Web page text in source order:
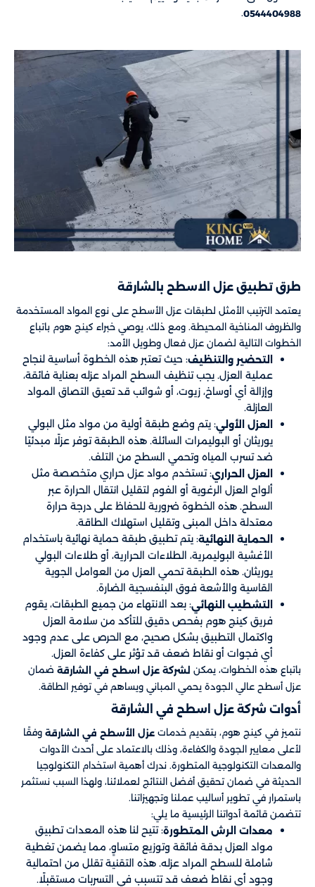
0544404988
.
طرق تطبيق عزل الاسطح بالشارقة
يعتمد الترتيب الأمثل لطبقات عزل الأسطح على نوع المواد المستخدمة
والظروف المناخية المحيطة. ومع ذلك، يوصي خبراء كينج هوم باتباع
الخطوات التالية لضمان عزل فعال وطويل الأمد:
التحضير والتنظيف: حيث تعتبر هذه الخطوة أساسية لنجاح
عملية العزل. يجب تنظيف السطح المراد عزله بعناية فائقة،
وإزالة أي أوساخ، زيوت، أو شوائب قد تعيق التصاق المواد
العازلة.
العزل الأولي: يتم وضع طبقة أولية من مواد مثل البولي
يوريثان أو البوليمرات السائلة. هذه الطبقة توفر عزلًا مبدئيًا
ضد تسرب المياه وتحمي السطح من التلف.
العزل الحراري: تستخدم مواد عزل حراري متخصصة مثل
ألواح العزل الرغوية أو الفوم لتقليل انتقال الحرارة عبر
السطح. هذه الخطوة ضرورية للحفاظ على درجة حرارة
معتدلة داخل المبنى وتقليل استهلاك الطاقة.
الحماية النهائية: يتم تطبيق طبقة حماية نهائية باستخدام
الأغشية البوليمرية، الطلاءات الحرارية، أو طلاءات البولي
يوريثان. هذه الطبقة تحمي العزل من العوامل الجوية
القاسية والأشعة فوق البنفسجية الضارة.
التشطيب النهائي: بعد الانتهاء من جميع الطبقات، يقوم
فريق كينج هوم بفحص دقيق للتأكد من سلامة العزل
واكتمال التطبيق بشكل صحيح، مع الحرص على عدم وجود
أي فجوات أو نقاط ضعف قد تؤثر على كفاءة العزل.
باتباع هذه الخطوات، يمكن لشركة عزل اسطح في الشارقة ضمان
عزل أسطح عالي الجودة يحمي المباني ويساهم في توفير الطاقة.
أدوات شركة عزل اسطح في الشارقة
نتميز في كينج هوم، بتقديم خدمات عزل الأسطح في الشارقة وفقًا
لأعلى معايير الجودة والكفاءة، وذلك بالاعتماد على أحدث الأدوات
والمعدات التكنولوجية المتطورة. ندرك أهمية استخدام التكنولوجيا
الحديثة في ضمان تحقيق أفضل النتائج لعملائنا، ولهذا السبب نستثمر
باستمرار في تطوير أساليب عملنا وتجهيزاتنا.
تتضمن قائمة أدواتنا الرئيسية ما يلي:
معدات الرش المتطورة: تتيح لنا هذه المعدات تطبيق
مواد العزل بدقة فائقة وتوزيع متساوٍ، مما يضمن تغطية
شاملة للسطح المراد عزله. هذه التقنية تقلل من احتمالية
وجود أي نقاط ضعف قد تتسبب في التسربات مستقبلًا.